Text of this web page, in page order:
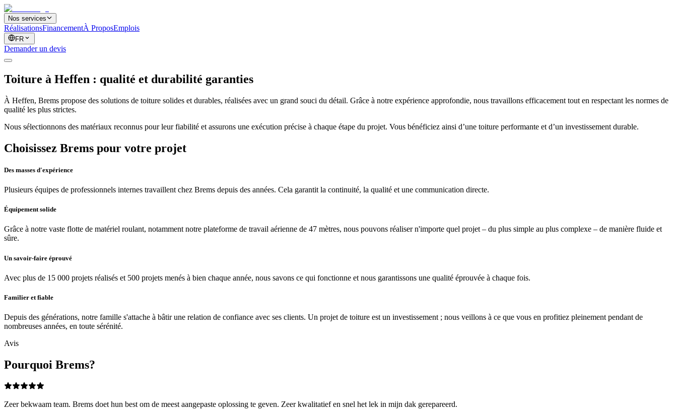
Nos services
RéalisationsFinancementÀ ProposEmplois
FR
Demander un devis
Toiture à Heffen : qualité et durabilité garanties
À Heffen, Brems propose des solutions de toiture solides et durables, réalisées avec un grand souci du détail. Grâce à notre expérience approfondie, nous travaillons efficacement tout en respectant les normes de
qualité les plus strictes.
Nous sélectionnons des matériaux reconnus pour leur fiabilité et assurons une exécution précise à chaque étape du projet. Vous bénéficiez ainsi d’une toiture performante et d’un investissement durable.
Choisissez Brems pour votre projet
Des masses d'expérience
Plusieurs équipes de professionnels internes travaillent chez Brems depuis des années. Cela garantit la continuité, la qualité et une communication directe.
Équipement solide
Grâce à notre vaste flotte de matériel roulant, notamment notre plateforme de travail aérienne de 47 mètres, nous pouvons réaliser n'importe quel projet – du plus simple au plus complexe – de manière fluide et
sûre.
Un savoir-faire éprouvé
Avec plus de 15 000 projets réalisés et 500 projets menés à bien chaque année, nous savons ce qui fonctionne et nous garantissons une qualité éprouvée à chaque fois.
Familier et fiable
Depuis des générations, notre famille s'attache à bâtir une relation de confiance avec ses clients. Un projet de toiture est un investissement ; nous veillons à ce que vous en profitiez pleinement pendant de
nombreuses années, en toute sérénité.
Avis
Pourquoi Brems?
Zeer bekwaam team. Brems doet hun best om de meest aangepaste oplossing te geven. Zeer kwalitatief en snel het lek in mijn dak gerepareerd.